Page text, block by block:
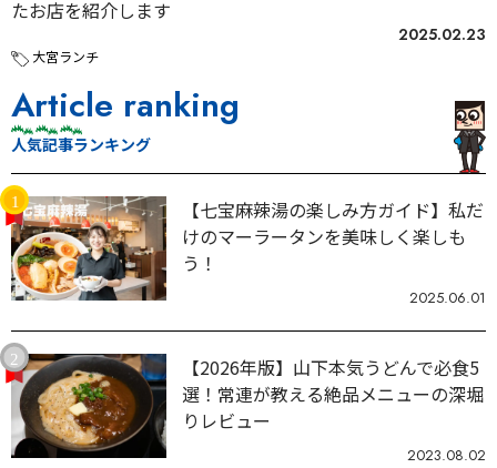
たお店を紹介します
2025.02.23
大宮ランチ
Article ranking
人気記事ランキング
【七宝麻辣湯の楽しみ方ガイド】私だ
けのマーラータンを美味しく楽しも
う！
2025.06.01
【2026年版】山下本気うどんで必食5
選！常連が教える絶品メニューの深堀
りレビュー
2023.08.02